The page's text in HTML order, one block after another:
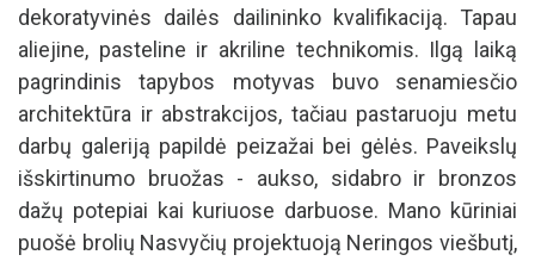
dekoratyvinės dailės dailininko kvalifikaciją. Tapau
aliejine, pasteline ir akriline technikomis. Ilgą laiką
pagrindinis tapybos motyvas buvo senamiesčio
architektūra ir abstrakcijos, tačiau pastaruoju metu
darbų galeriją papildė peizažai bei gėlės. Paveikslų
išskirtinumo bruožas - aukso, sidabro ir bronzos
dažų potepiai kai kuriuose darbuose. Mano kūriniai
puošė brolių Nasvyčių projektuoją Neringos viešbutį,